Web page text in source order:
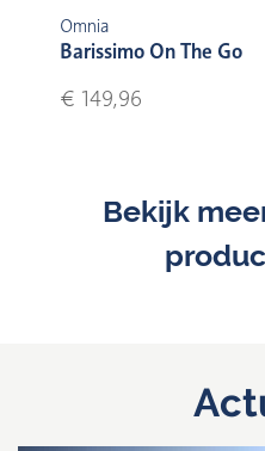
Omnia
Barissimo On The Go
€ 149,96
Bekijk